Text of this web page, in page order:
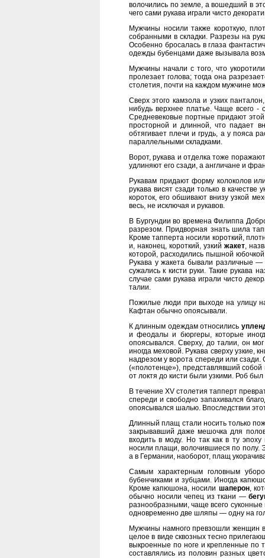
волочились по земле, а вошедший в
чего сами рукава играли чисто
Мужчины носили также короткую,
собранными в складки. Разрезы на
Особенно бросалась в глаза
одежды бубенцами даже вызывала
Мужчины начали с того, что
пролезает голова; тогда она
столетия, почти на каждом мужчине
Сверх этого камзола и узких
нибудь верхнее платье. Чаще всего
Средневековые портные придают
просторной и длинной, что падает
обтягивает плечи и грудь, а у пояса
параллельными складками.
Ворот, рукава и отделка тоже
удлиняют его сзади, а англичане и
Рукавам придают форму колоколов
рукава висят сзади только в
короток, его обшивают внизу узкой
весь, не исключая и рукавов.
В Бургундии во времена Филиппа
разрезом. Придворная знать шила
Кроме тапперта носили короткий,
и, наконец, короткий, узкий жакет,
которой, расходились пышной
Рукава у жакета бывали различные
сужались к кисти руки. Такие рукава
случае сами рукава играли чисто
талии.
Пожилые люди при выходе на улицу
Кафтан обычно опоясывали.
К длинным одеждам относились
и феодалы и бюргеры, которые
опоясывался. Сверху, до талии, он
иногда меховой. Рукава сверху узкие,
надрезом у ворота спереди или
(«полотенце»), представлявший
от локтя до кисти были узкими. Роб
В течение XV столетия тапперт
спереди и свободно запахивался
опоясывался шалью. Впоследствии
Длинный плащ стали носить только
закрывавший даже мешочка для
входить в моду. Но так как в ту
носили плащи, волочившиеся по полу.
а в Германии, наоборот, плащ
Самым характерным головным
бубенчиками и зубцами. Иногда
Кроме капюшона, носили шаперон,
обычно носили чепец из ткани —
разнообразными, чаще всего
одновременно две шляпы — одну на
Мужчины намного превзошли женщин
целое в виде сквозных тесно
выкроенные по ноге и крепленные по
составлялись из половин разных